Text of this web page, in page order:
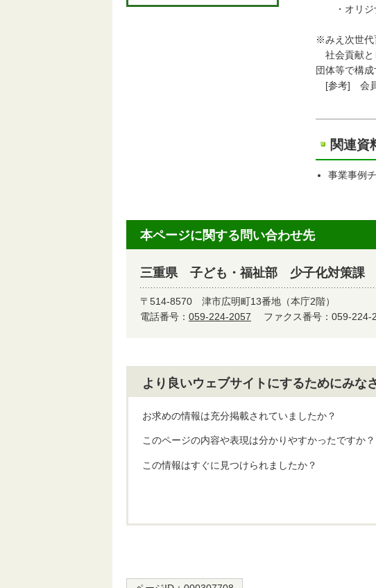
・オリジ
※みえ次世代
社会貢献と
団体等で構成
[参考] 会員
関連資
事業事例
本ページに関する問い合わせ先
三重県 子ども・福祉部 少子化対策課
〒514-8570 津市広明町13番地（本庁2階）
電話番号： 059-224-2057 ファクス番号：059-
より良いウェブサイトにするためにみな
お求めの情報は充分掲載されていましたか？
このページの内容や表現は分かりやすかったですか？
この情報はすぐに見つけられましたか？